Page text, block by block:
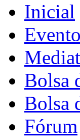
Inicial
Bolsa
Bolsa
Fórum